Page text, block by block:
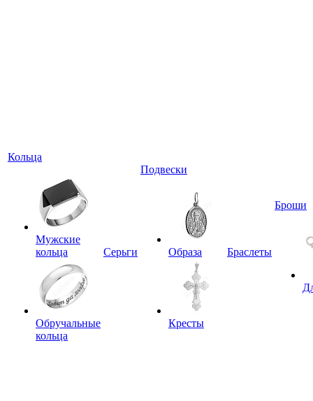
Кольца
Мужские
кольца
Обручальные
кольца
Серьги
Подвески
Образа
Кресты
Браслеты
Броши